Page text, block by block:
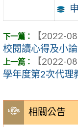
相關公告
【2022-
校閱讀心得及小
【2022-
學年度第2次代理